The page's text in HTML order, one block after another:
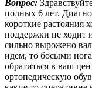
Вопрос:
полных 6 лет.
короткие растояния
поддержки не ходит
сильно вырожено
идем, то босыми
обратиться в ваш
ортопедическую